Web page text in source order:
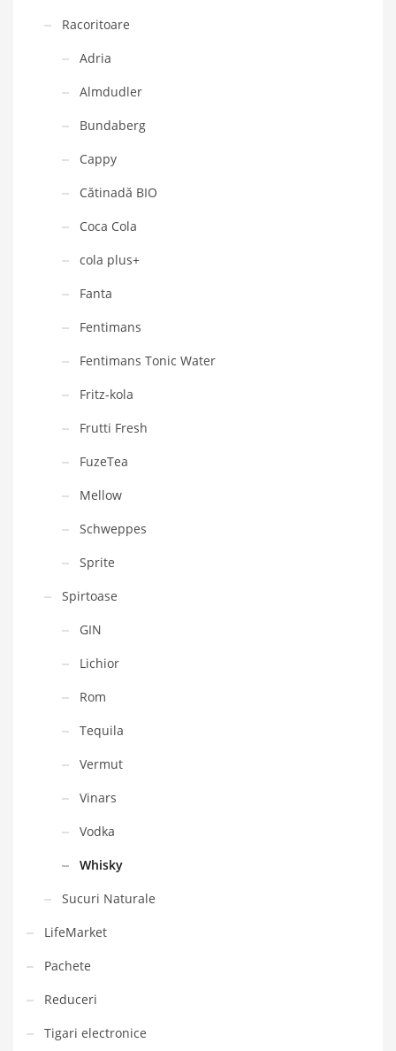
Racoritoare
Adria
Almdudler
Bundaberg
Cappy
Cătinadă BIO
Coca Cola
cola plus+
Fanta
Fentimans
Fentimans Tonic Water
Fritz-kola
Frutti Fresh
FuzeTea
Mellow
Schweppes
Sprite
Spirtoase
GIN
Lichior
Rom
Tequila
Vermut
Vinars
Vodka
Whisky
Sucuri Naturale
LifeMarket
Pachete
Reduceri
Tigari electronice